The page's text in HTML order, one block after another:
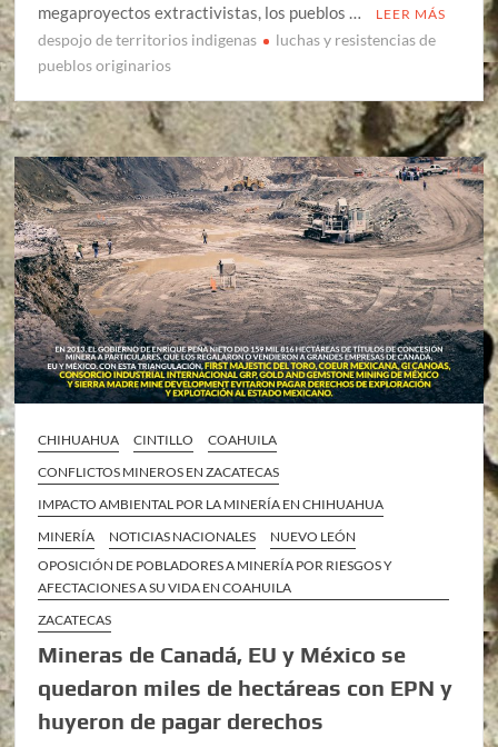
megaproyectos extractivistas, los pueblos …
LEER MÁS
despojo de territorios indigenas
luchas y resistencias de
pueblos originarios
CHIHUAHUA CINTILLO
COAHUILA
CONFLICTOS MINEROS EN ZACATECAS
IMPACTO AMBIENTAL POR LA MINERÍA EN CHIHUAHUA
MINERÍA
NOTICIAS NACIONALES
NUEVO LEÓN
OPOSICIÓN DE POBLADORES A MINERÍA POR RIESGOS Y
AFECTACIONES A SU VIDA EN COAHUILA
ZACATECAS
Mineras de Canadá, EU y México se
quedaron miles de hectáreas con EPN y
huyeron de pagar derechos